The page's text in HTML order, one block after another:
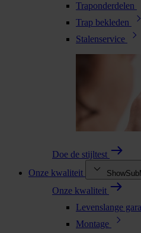
Traponderdelen
Trap bekleden
Stalenservice
Doe de stijltest
Onze kwaliteit
Onze kwaliteit
Levenslange
Montage